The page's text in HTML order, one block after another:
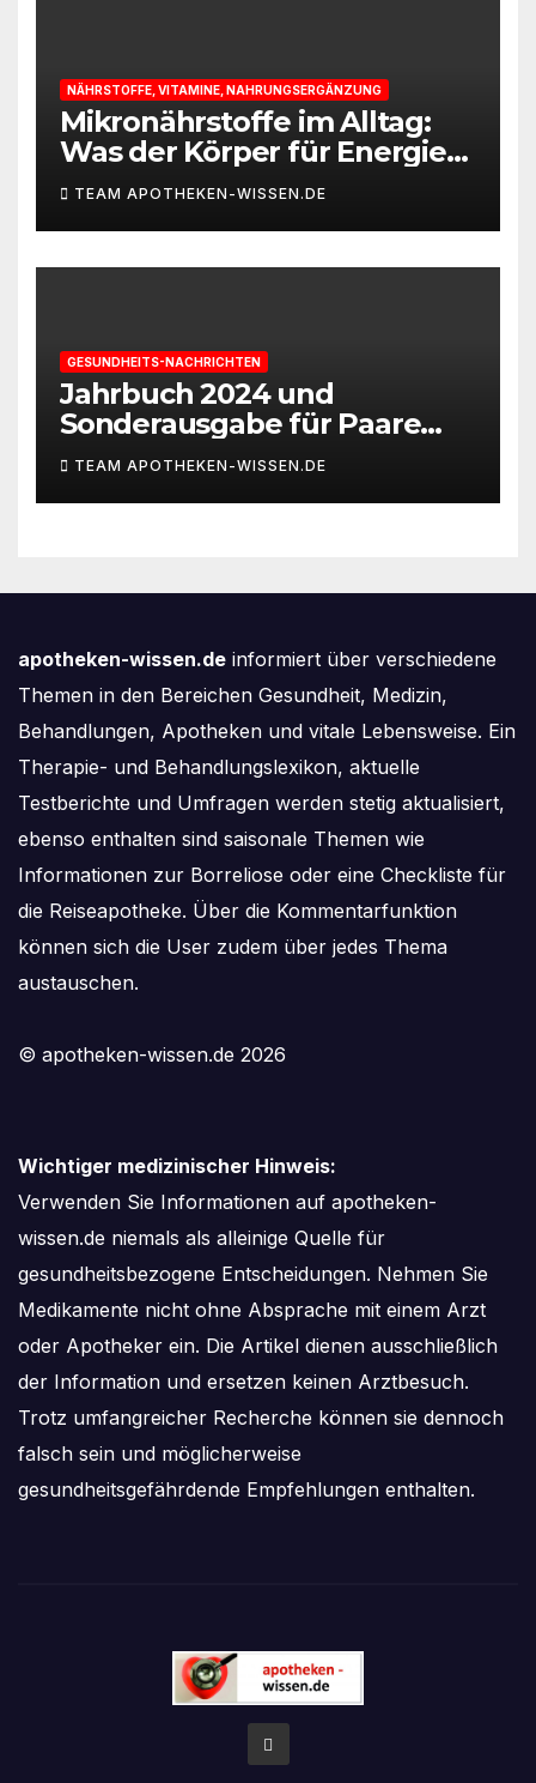
NÄHRSTOFFE, VITAMINE, NAHRUNGSERGÄNZUNG
Mikronährstoffe im Alltag:
Was der Körper für Energie
und Leistungsfähigkeit
braucht
TEAM APOTHEKEN-WISSEN.DE
GESUNDHEITS-NACHRICHTEN
Jahrbuch 2024 und
Sonderausgabe für Paare
des Deutschen IVF-Registers:
Zahl der Mehrlingsgeburten
nach
TEAM APOTHEKEN-WISSEN.DE
apotheken-wissen.de informiert über verschiedene
Themen in den Bereichen Gesundheit, Medizin,
Behandlungen, Apotheken und vitale Lebensweise. Ein
Therapie- und Behandlungslexikon, aktuelle
Testberichte und Umfragen werden stetig aktualisiert,
ebenso enthalten sind saisonale Themen wie
Informationen zur Borreliose oder eine Checkliste für
die Reiseapotheke. Über die Kommentarfunktion
können sich die User zudem über jedes Thema
austauschen.
© apotheken-wissen.de 2026
Wichtiger medizinischer Hinweis:
Verwenden Sie Informationen auf apotheken-
wissen.de niemals als alleinige Quelle für
gesundheitsbezogene Entscheidungen. Nehmen Sie
Medikamente nicht ohne Absprache mit einem Arzt
oder Apotheker ein. Die Artikel dienen ausschließlich
der Information und ersetzen keinen Arztbesuch.
Trotz umfangreicher Recherche können sie dennoch
falsch sein und möglicherweise
gesundheitsgefährdende Empfehlungen enthalten.